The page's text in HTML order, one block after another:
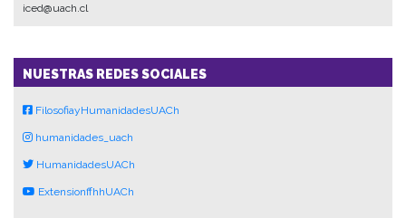
iced@uach.cl
NUESTRAS REDES SOCIALES
FilosofiayHumanidadesUACh
humanidades_uach
HumanidadesUACh
ExtensionffhhUACh